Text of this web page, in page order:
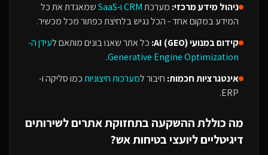
ניהול מידע מרכזי: מערכתCRM ו-SaaS
שמאגדת את כל
המידע במקום אחד - הכל נגיש בלחיצת כפתור מכל מכשיר.
קידום במנועי AI (GEO):
כל אתר שאנו בונים מותאם לעידן ה-
Generative Engine Optimization
.
אינטגרציות חכמות: חיבור למערכות חיצוניותכמו סליקה ו-
ERP.
מה כוללת ההשקעה בתחזוקת אתריםלשירותים
דיגיטליים ליועצי בטיחות אש?